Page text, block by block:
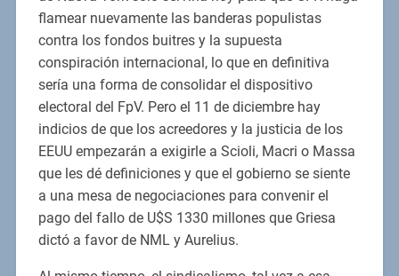
flamear nuevamente las banderas populistas
contra los fondos buitres y la supuesta
conspiración internacional, lo que en definitiva
sería una forma de consolidar el dispositivo
electoral del FpV. Pero el 11 de diciembre hay
indicios de que los acreedores y la justicia de los
EEUU empezarán a exigirle a Scioli, Macri o Massa
que les dé definiciones y que el gobierno se siente
a una mesa de negociaciones para convenir el
pago del fallo de U$S 1330 millones que Griesa
dictó a favor de NML y Aurelius.